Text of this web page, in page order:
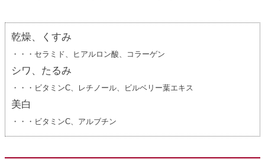
乾燥、くすみ
・・・セラミド、ヒアルロン酸、コラーゲン
シワ、たるみ
・・・ビタミンC、レチノール、ビルベリー葉エキス
美白
・・・ビタミンC、アルブチン